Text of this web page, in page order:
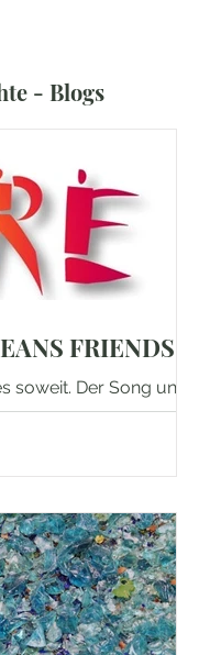
- Blogs
FRIENDS
soweit. Der Song und
fertig und werden nun
veröffentlicht.